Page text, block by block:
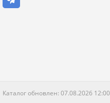
Каталог обновлен: 07.08.2026 12:00